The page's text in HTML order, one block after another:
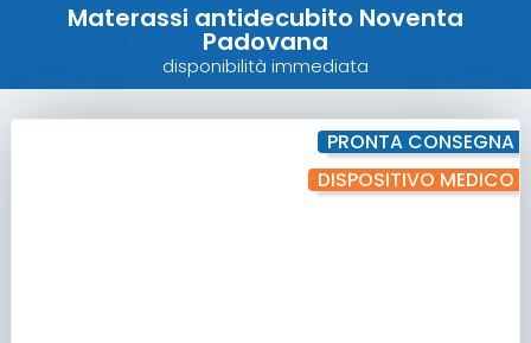
Materassi antidecubito Noventa
Padovana
disponibilità immediata
PRONTA CONSEGNA
DISPOSITIVO MEDICO